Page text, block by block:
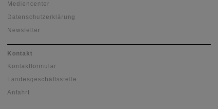
Mediencenter
Datenschutzerklärung
Newsletter
Kontakt
Kontaktformular
Landesgeschäftsstelle
Anfahrt